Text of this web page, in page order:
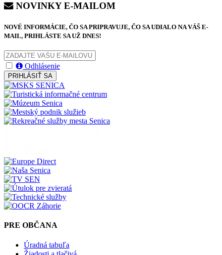
NOVINKY E-MAILOM
NOVÉ INFORMÁCIE, ČO SA PRIPRAVUJE, ČO SA UDIALO NA VÁŠ E-
MAIL, PRIHLÁSTE SA UŽ DNES!
Odhlásenie
PRIHLÁSIŤ SA
PRE OBČANA
Úradná tabuľa